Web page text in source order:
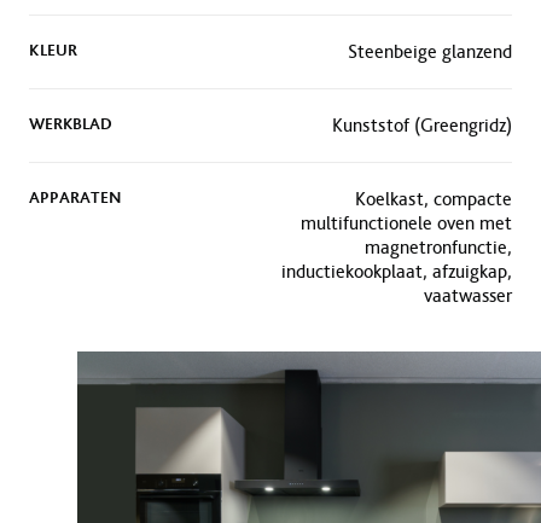
KLEUR Steenbeige glanzend
WERKBLAD Kunststof (Greengridz)
APPARATEN
Koelkast, compacte
multifunctionele oven met
magnetronfunctie,
inductiekookplaat, afzuigkap,
vaatwasser